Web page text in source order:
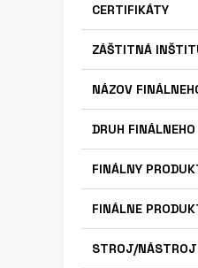
CERTIFIKÁTY
ZÁŠTITNÁ
NÁZOV
DRUH
FINÁLNY
FINÁLNE
STROJ/NÁSTROJ